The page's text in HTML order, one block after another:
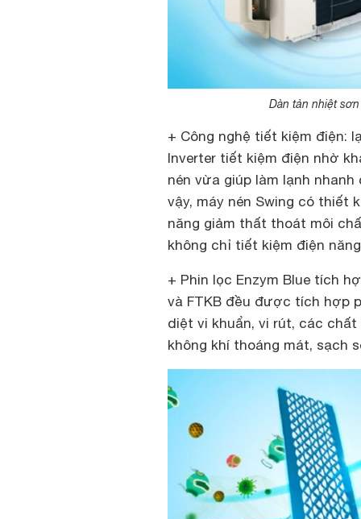
Dàn tản nhiệt
+ Công nghệ tiết kiệm điện:
Inverter tiết kiệm điện nhờ
nén vừa giúp làm lạnh
vậy, máy nén Swing có thiết
năng giảm thất thoát môi
không chỉ tiết kiệm điện
+ Phin lọc Enzym Blue tích
và FTKB đều được tích hợp
diệt vi khuẩn, vi rút, các
không khí thoáng mát, sạch